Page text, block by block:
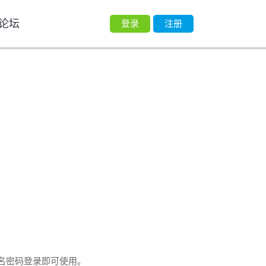
坛 注册
登录
码登录即可使用。